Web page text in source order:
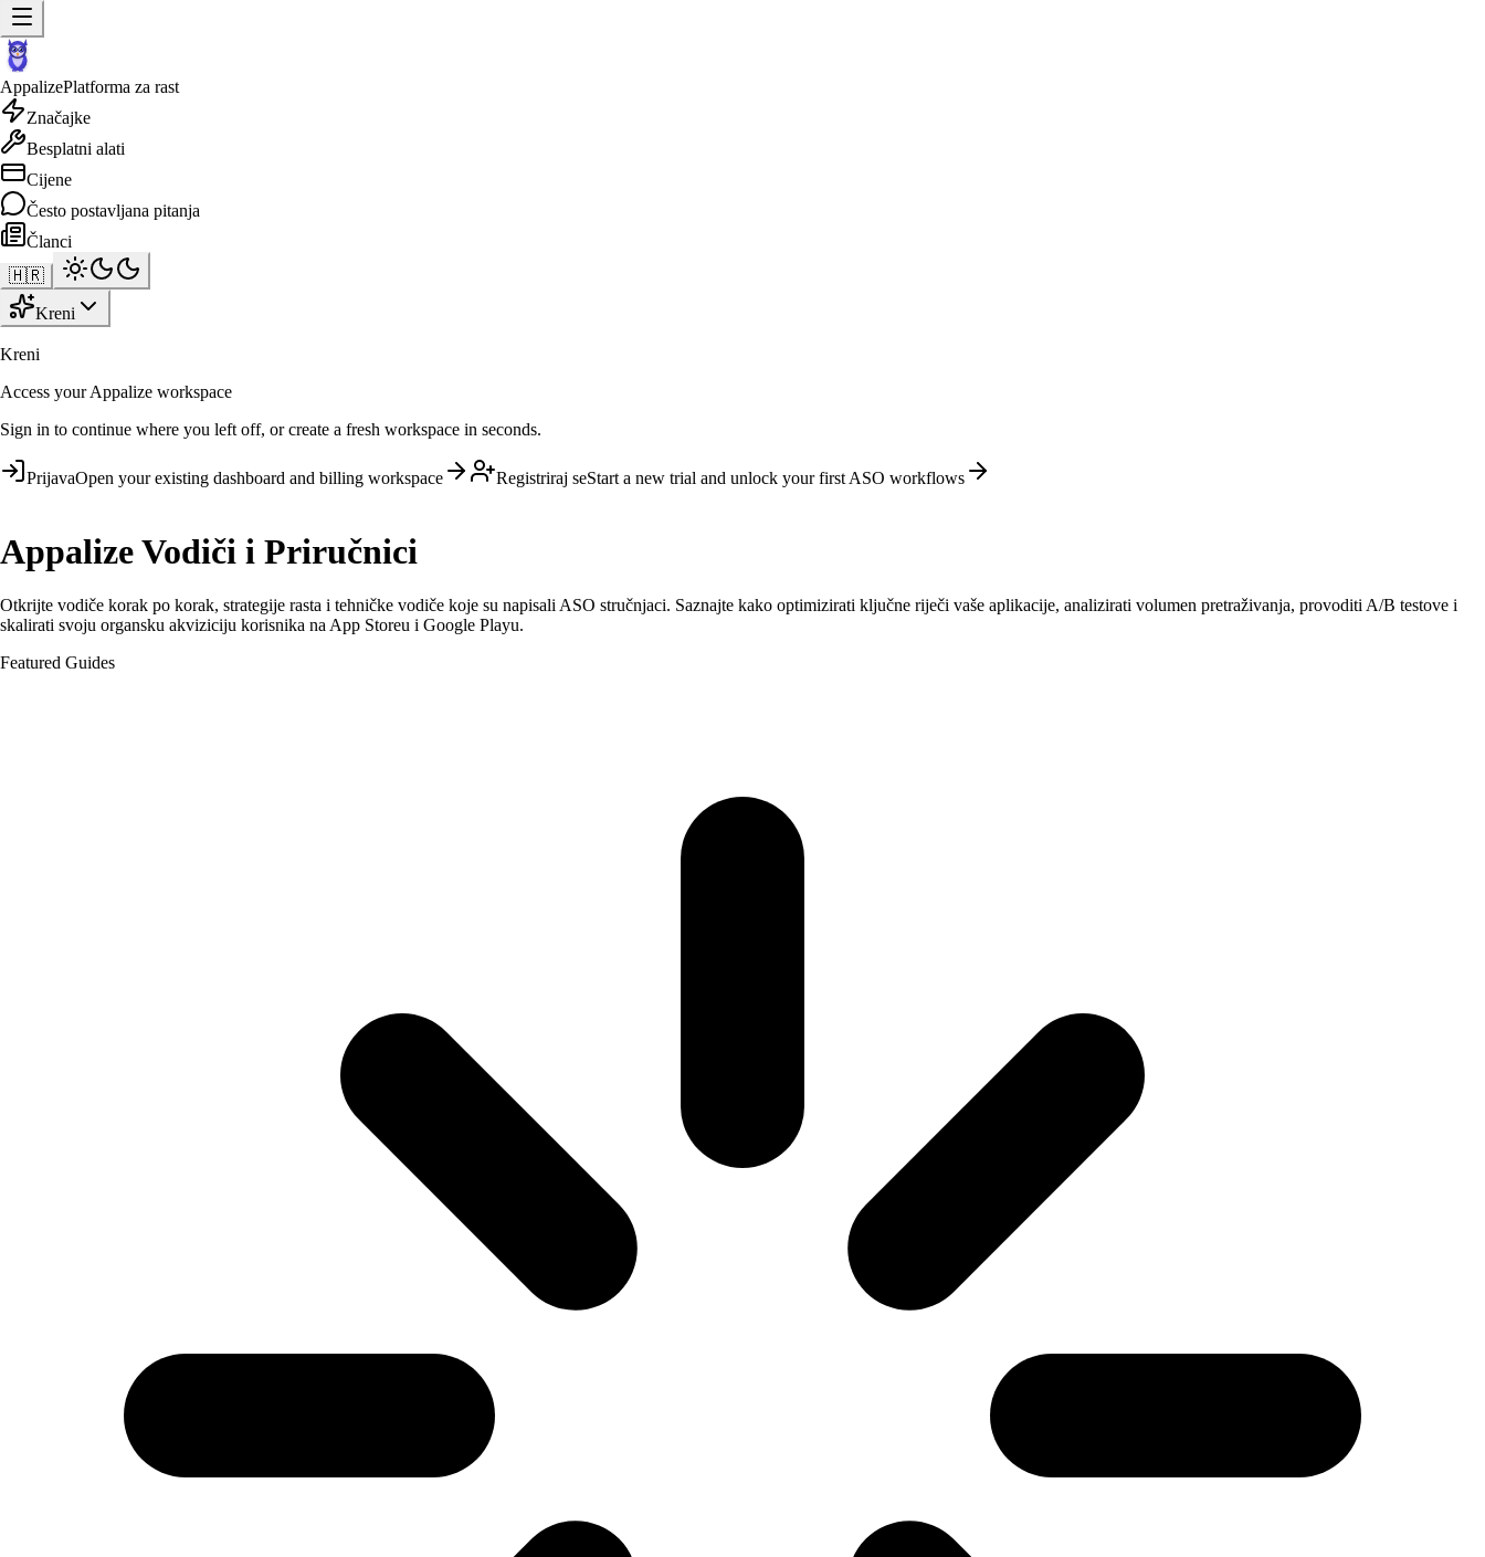
AppalizePlatforma za rast
Značajke
Besplatni alati
Cijene
Često postavljana pitanja
Članci
🇭🇷
Kreni
Kreni
Access your Appalize workspace
Sign in to continue where you left off, or create a fresh workspace in seconds.
PrijavaOpen your existing dashboard and billing workspace Registriraj seStart a new trial and unlock your first ASO workflows
Appalize Vodiči i Priručnici
Otkrijte vodiče korak po korak, strategije rasta i tehničke vodiče koje su napisali ASO stručnjaci. Saznajte kako optimizirati ključne riječi vaše aplikacije, analizirati volumen pretraživanja, provoditi A/B testove i
skalirati svoju organsku akviziciju korisnika na App Storeu i Google Playu.
Featured Guides